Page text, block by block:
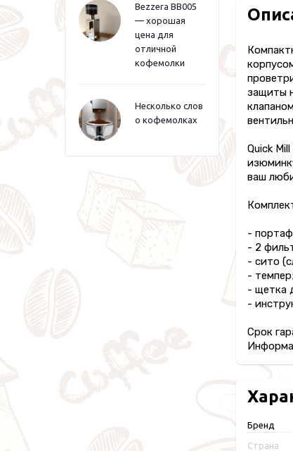
Bezzera BB005
— хорошая
цена для
отличной
кофемолки
Несколько слов
о кофемолках
защиты
Quick
ваш
-
- 2
- сито
-
- щетка
-
Срок
Бренд
Страна